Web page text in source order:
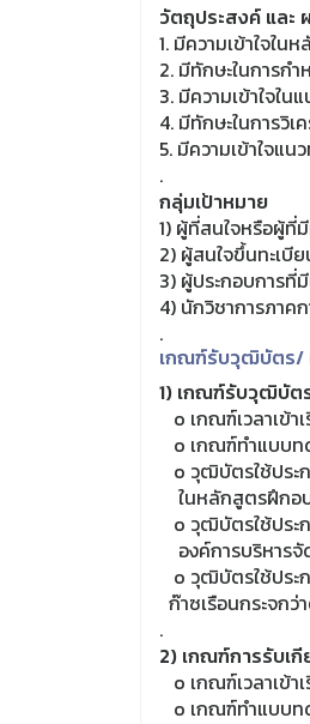
วัตถุประสงค์ และ
1. มีความเข้าใจใ
2. มีทักษะในการก
3. มีความเข้าใจใ
4. มีทักษะในการวิ
5. มีความเข้าใจแ
.
กลุ่มเป้าหมาย
1) ผู้ที่สนใจหรือผู้
2) ผู้สนใจขึ้นทะเบี
3) ผู้ประกอบการ
4) นักวิชาการภาค
.
เกณฑ์รับวุฒิบัตร/
1) เกณฑ์รับวุฒิบัต
o เกณฑ์เวลาเข้า
o เกณฑ์ทำแบบท
o วุฒิบัตรใช้ประ
ในหลักสูตรฝึกอ
o วุฒิบัตรใช้ประ
องค์การบริหารจั
o วุฒิบัตรใช้ประ
ก๊าซเรือนกระจก
.
2) เกณฑ์การรับเ
o เกณฑ์เวลาเข้า
o เกณฑ์ทำแบบท